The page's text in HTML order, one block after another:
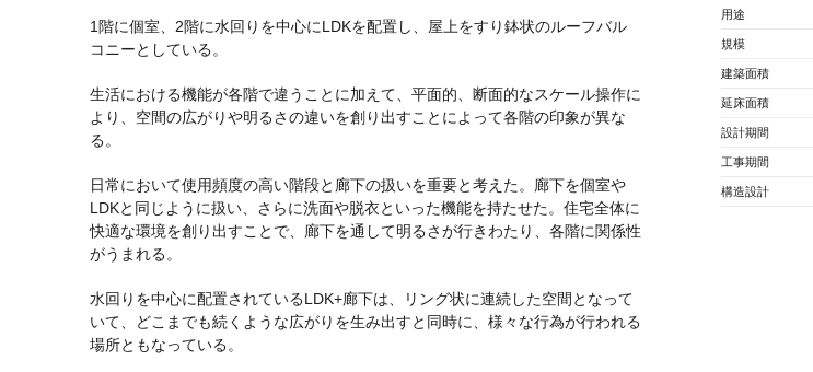
1階に個室、2階に水回りを中心にLDKを配置し、屋上をすり鉢状のルーフバル
コニーとしている。
生活における機能が各階で違うことに加えて、平面的、断面的なスケール操作に
より、空間の広がりや明るさの違いを創り出すことによって各階の印象が異な
る。
日常において使用頻度の高い階段と廊下の扱いを重要と考えた。廊下を個室や
LDKと同じように扱い、さらに洗面や脱衣といった機能を持たせた。住宅全体に
快適な環境を創り出すことで、廊下を通して明るさが行きわたり、各階に関係性
がうまれる。
水回りを中心に配置されているLDK+廊下は、リング状に連続した空間となって
いて、どこまでも続くような広がりを生み出すと同時に、様々な行為が行われる
場所ともなっている。
用途
規模
建築面積
延床面積
設計期間
工事期間
構造設計